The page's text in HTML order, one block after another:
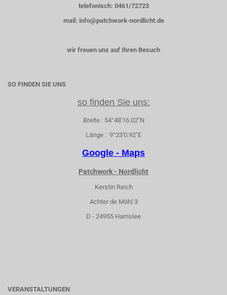
telefonisch: 0461/72723
mail: info@patchwork-nordlicht.de
wir freuen uns auf Ihren Besuch
SO FINDEN SIE UNS
so finden Sie uns:
Breite : 54°48'16.02"N
Länge : 9°23'0.92"E
Google - Maps
Patchwork - Nordlicht
Kerstin Reich
Achter de Möhl 3
D - 24955 Harrislee
VERANSTALTUNGEN